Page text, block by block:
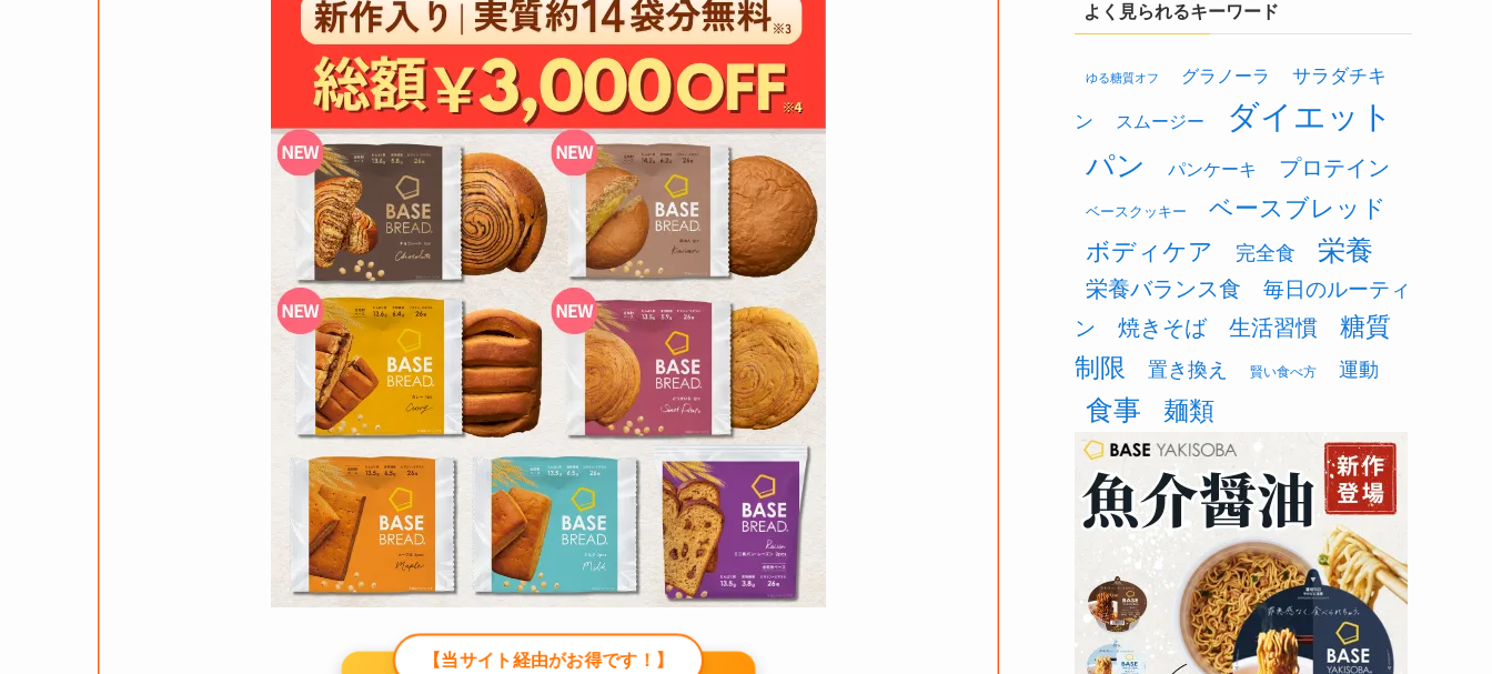
【当サイト経由がお得です！】
よく見られるキーワード
ゆる糖質オフ グラノーラ サラダチキ
ン スムージー ダイエット
パン パンケーキ プロテイン
ベースクッキー
ベースブレッド
ボディケア
完全食 栄養
栄養バランス食
毎日のルーティ
ン
焼きそば 生活習慣
糖質
制限
置き換え 賢い食べ方 運動
食事 麺類